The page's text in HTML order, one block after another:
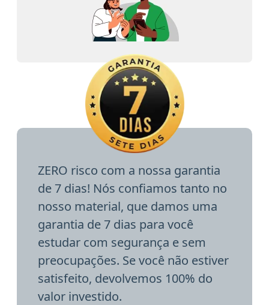
ZERO risco com a nossa garantia
de 7 dias! Nós confiamos tanto no
nosso material, que damos uma
garantia de 7 dias para você
estudar com segurança e sem
preocupações. Se você não estiver
satisfeito, devolvemos 100% do
valor investido.